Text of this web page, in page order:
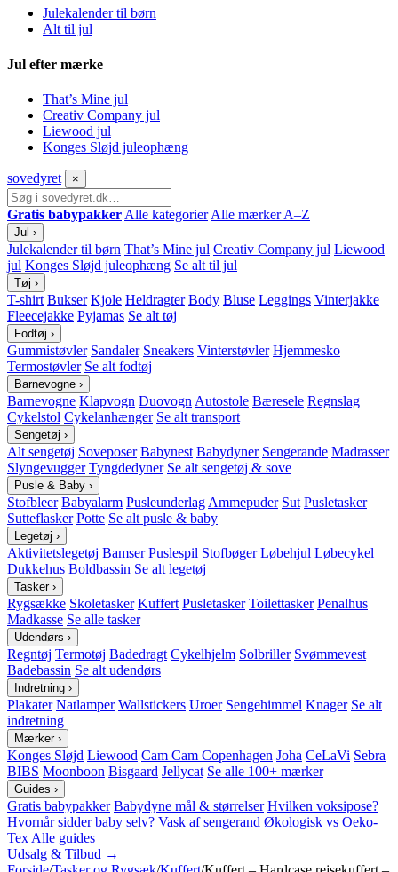
Julekalender til børn
Alt til jul
Jul efter mærke
That’s Mine jul
Creativ Company jul
Liewood jul
Konges Sløjd juleophæng
sovedyret ×
Gratis babypakker Alle kategorier Alle mærker A–Z
Jul ›
Julekalender til børn That’s Mine jul Creativ Company jul Liewood
jul Konges Sløjd juleophæng Se alt til jul
Tøj ›
T-shirt Bukser Kjole Heldragter Body Bluse Leggings Vinterjakke
Fleecejakke Pyjamas Se alt tøj
Fodtøj ›
Gummistøvler Sandaler Sneakers Vinterstøvler Hjemmesko
Termostøvler Se alt fodtøj
Barnevogne ›
Barnevogne Klapvogn Duovogn Autostole Bæresele Regnslag
Cykelstol Cykelanhænger Se alt transport
Sengetøj ›
Alt sengetøj Soveposer Babynest Babydyner Sengerande Madrasser
Slyngevugger Tyngdedyner Se alt sengetøj & sove
Pusle & Baby ›
Stofbleer Babyalarm Pusleunderlag Ammepuder Sut Pusletasker
Sutteflasker Potte Se alt pusle & baby
Legetøj ›
Aktivitetslegetøj Bamser Puslespil Stofbøger Løbehjul Løbecykel
Dukkehus Boldbassin Se alt legetøj
Tasker ›
Rygsække Skoletasker Kuffert Pusletasker Toilettasker Penalhus
Madkasse Se alle tasker
Udendørs ›
Regntøj Termotøj Badedragt Cykelhjelm Solbriller Svømmevest
Badebassin Se alt udendørs
Indretning ›
Plakater Natlamper Wallstickers Uroer Sengehimmel Knager Se alt
indretning
Mærker ›
Konges Sløjd Liewood Cam Cam Copenhagen Joha CeLaVi Sebra
BIBS Moonboon Bisgaard Jellycat Se alle 100+ mærker
Guides ›
Gratis babypakker Babydyne mål & størrelser Hvilken voksipose?
Hvornår sidder baby selv? Vask af sengerand Økologisk vs Oeko-
Tex Alle guides
Udsalg & Tilbud →